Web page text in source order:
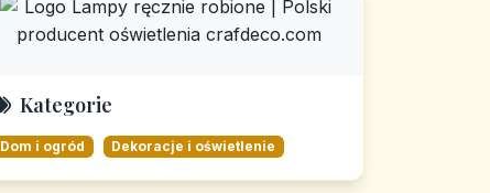
Kategorie
Dom i ogród Dekoracje i oświetlenie